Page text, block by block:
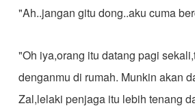
"Ah..jangan gitu dong..aku cuma
"Oh iya,orang itu datang pagi
denganmu di rumah. Munkin akan
Zal,lelaki penjaga itu lebih tenang